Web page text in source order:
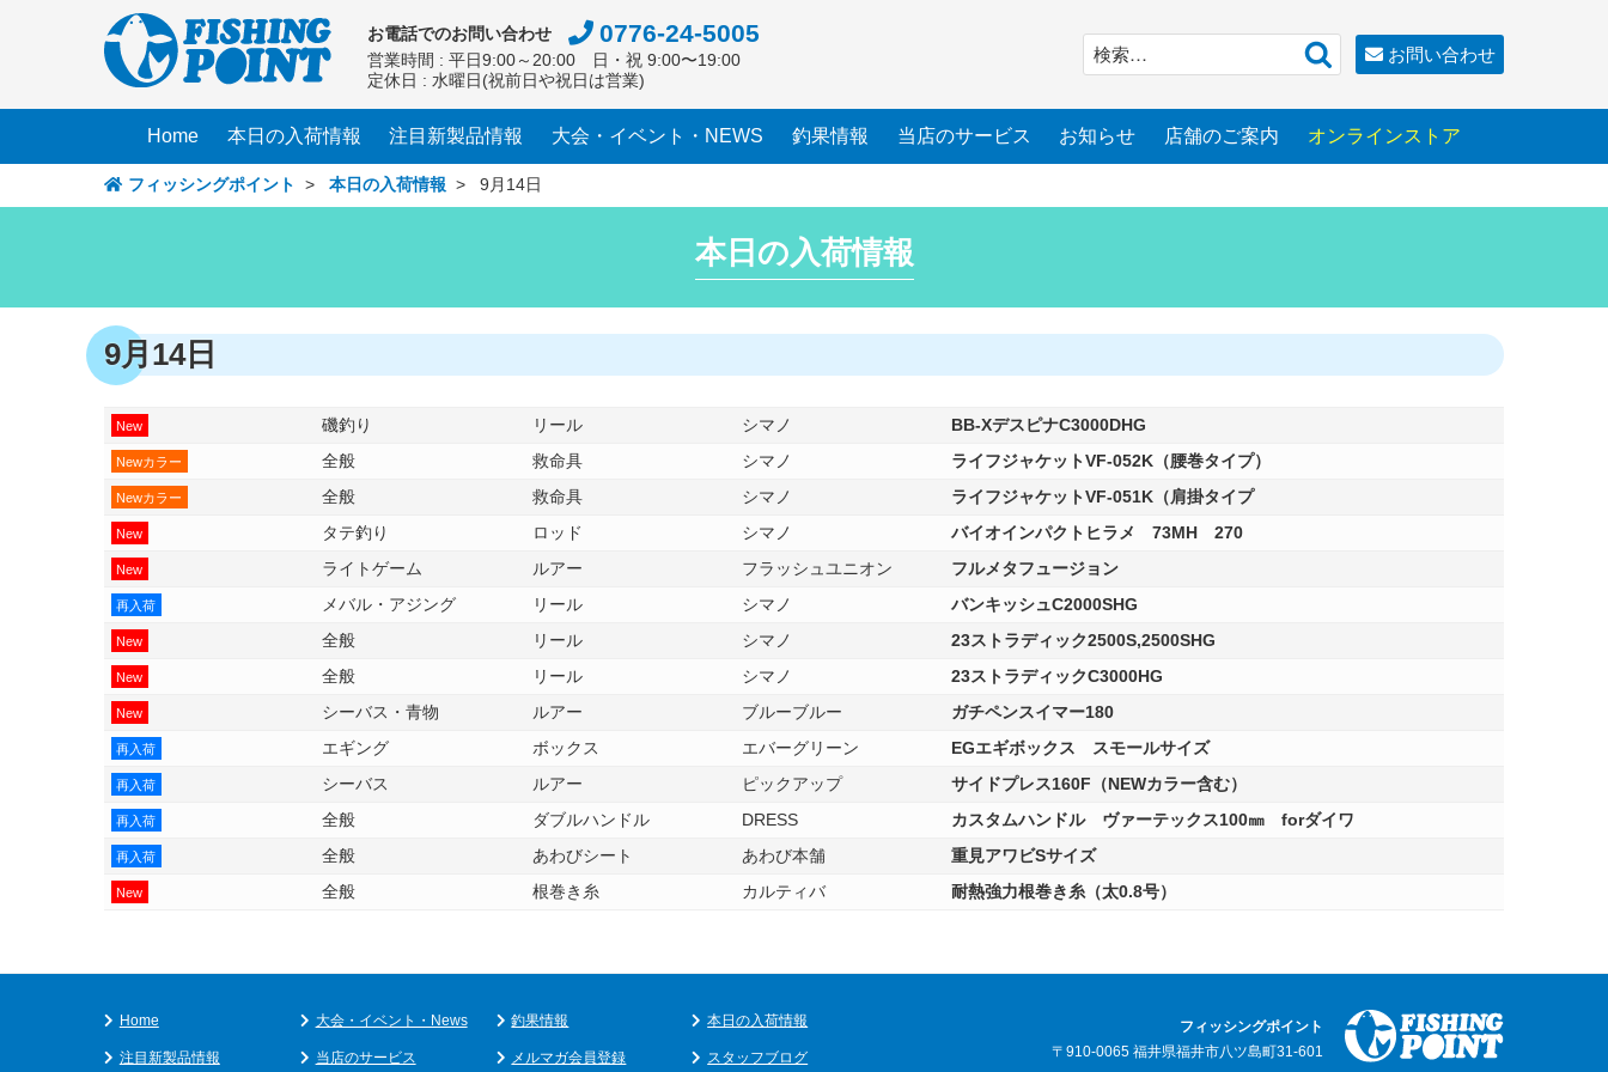
キ
お電話でのお問い合わせ 0776-24-5005
営業時間 : 平日9:00～20:00 日・祝 9:00〜19:00
定休日 : 水曜日(祝前日や祝日は営業)
索:
お問い合わせ
Home 本日の入荷情報 注目新製品情報 大会・イベント・NEWS 釣果情報 当店のサービス お知らせ 店舗のご案内 オンラインストア
フィッシングポイント >本日の入荷情報 >9月14日
本日の入荷情報
9月14日
New 磯釣り リール シマノ BB-XデスピナC3000DHG
Newカラー 全般 救命具 シマノ ライフジャケットVF-052K（腰巻タイプ）
Newカラー 全般 救命具 シマノ ライフジャケットVF-051K（肩掛タイプ
New タテ釣り ロッド シマノ バイオインパクトヒラメ 73MH 270
New ライトゲーム ルアー フラッシュユニオン フルメタフュージョン
再入荷 メバル・アジング リール シマノ バンキッシュC2000SHG
New 全般 リール シマノ 23ストラディック2500S,2500SHG
New 全般 リール シマノ 23ストラディックC3000HG
New シーバス・青物 ルアー ブルーブルー ガチペンスイマー180
再入荷 エギング ボックス エバーグリーン EGエギボックス スモールサイズ
再入荷 シーバス ルアー ピックアップ サイドプレス160F（NEWカラー含む）
再入荷 全般 ダブルハンドル DRESS カスタムハンドル ヴァーテックス100㎜ forダイワ
再入荷 全般 あわびシート あわび本舗 重見アワビSサイズ
New 全般 根巻き糸 カルティバ 耐熱強力根巻き糸（太0.8号）
Home 大会・イベント・News 釣果情報 本日の入荷情報
注目新製品情報 当店のサービス メルマガ会員登録 スタッフブログ
フィッシングポイント
〒910-0065 福井県福井市八ツ島町31-601